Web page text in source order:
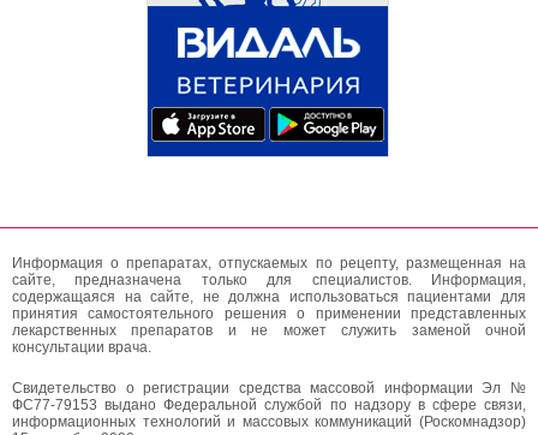
Информация о препаратах, отпускаемых по рецепту, размещенная на
сайте, предназначена только для специалистов. Информация,
содержащаяся на сайте, не должна использоваться пациентами для
принятия самостоятельного решения о применении представленных
лекарственных препаратов и не может служить заменой очной
консультации врача.
Свидетельство о регистрации средства массовой информации Эл №
ФС77-79153 выдано Федеральной службой по надзору в сфере связи,
информационных технологий и массовых коммуникаций (Роскомнадзор)